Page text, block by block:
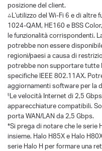
posizione del client.
△L'utilizzo del Wi-Fi 6 e di altre
1024-QAM, HE160 e BSS
le funzionalità corrispondenti.
potrebbe non essere
regioni/paesi a causa di
potrebbe non supportare tutte
specifiche IEEE 802.11AX.
aggiornamenti software per la
§Le velocità Internet di 2,5
apparecchiature compatibili.
porta WAN/LAN da 2,5 Gbps.
*Si prega di notare che le serie
insieme. Halo H85X e Halo
serie Halo H per formare una